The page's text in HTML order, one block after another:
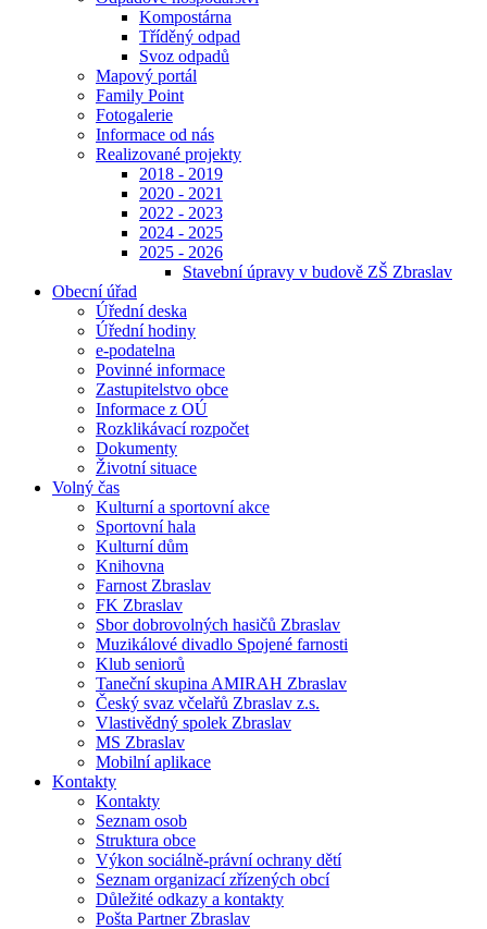
Kompostárna
Tříděný odpad
Svoz odpadů
Mapový portál
Family Point
Fotogalerie
Informace od nás
Realizované projekty
2018 - 2019
2020 - 2021
2022 - 2023
2024 - 2025
2025 - 2026
Stavební úpravy v budově ZŠ Zbraslav
Obecní úřad
Úřední deska
Úřední hodiny
e-podatelna
Povinné informace
Zastupitelstvo obce
Informace z OÚ
Rozklikávací rozpočet
Dokumenty
Životní situace
Volný čas
Kulturní a sportovní akce
Sportovní hala
Kulturní dům
Knihovna
Farnost Zbraslav
FK Zbraslav
Sbor dobrovolných hasičů Zbraslav
Muzikálové divadlo Spojené farnosti
Klub seniorů
Taneční skupina AMIRAH Zbraslav
Český svaz včelařů Zbraslav z.s.
Vlastivědný spolek Zbraslav
MS Zbraslav
Mobilní aplikace
Kontakty
Kontakty
Seznam osob
Struktura obce
Výkon sociálně-právní ochrany dětí
Seznam organizací zřízených obcí
Důležité odkazy a kontakty
Pošta Partner Zbraslav